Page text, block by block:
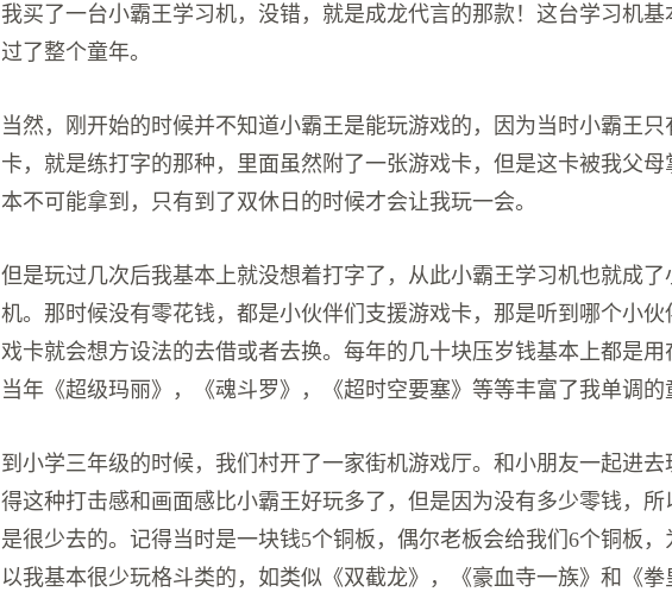
我买了一台小霸王学习机，没错，就是成龙代言的那款！这台学习机基
过了整个童年。
当然，刚开始的时候并不知道小霸王是能玩游戏的，因为当时小霸王只
卡，就是练打字的那种，里面虽然附了一张游戏卡，但是这卡被我父母
本不可能拿到，只有到了双休日的时候才会让我玩一会。
但是玩过几次后我基本上就没想着打字了，从此小霸王学习机也就成了
机。那时候没有零花钱，都是小伙伴们支援游戏卡，那是听到哪个小伙
戏卡就会想方设法的去借或者去换。每年的几十块压岁钱基本上都是用
当年《超级玛丽》，《魂斗罗》，《超时空要塞》等等丰富了我单调的
到小学三年级的时候，我们村开了一家街机游戏厅。和小朋友一起进去
得这种打击感和画面感比小霸王好玩多了，但是因为没有多少零钱，所
是很少去的。记得当时是一块钱5个铜板，偶尔老板会给我们6个铜板
以我基本很少玩格斗类的，如类似《双截龙》，《豪血寺一族》和《拳